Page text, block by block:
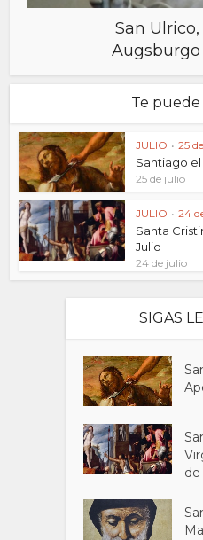
San
Te
JULIO • 25
Santiago el
25 de julio
JULIO • 24
Santa
Julio
24 de julio
SIGAS
de